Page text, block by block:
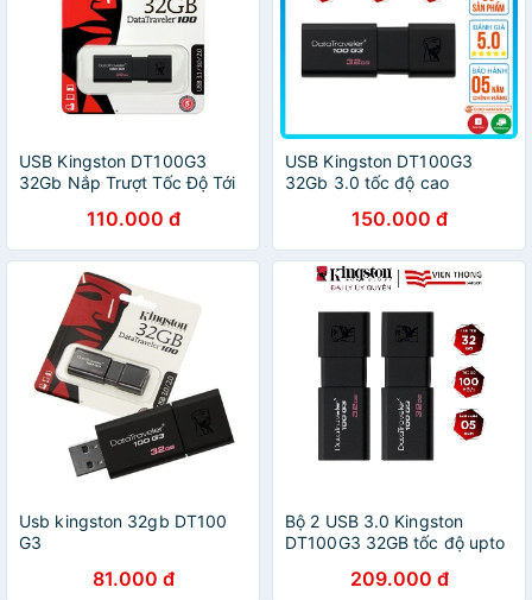
USB Kingston DT100G3
32Gb Nắp Trượt Tốc Độ Tới
110.000 đ
USB Kingston DT100G3
32Gb 3.0 tốc độ cao
150.000 đ
Usb kingston 32gb DT100
G3
81.000 đ
Bộ 2 USB 3.0 Kingston
DT100G3 32GB tốc độ upto
chính thức209.000 đ